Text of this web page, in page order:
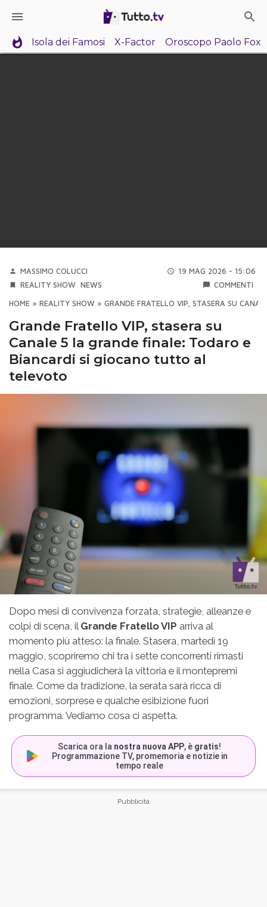
Isola dei Famosi X-Factor Oroscopo Paolo Fox
MASSIMO COLUCCI
19 MAG 2026 - 15:06
REALITY SHOW NEWS COMMENTI
HOME » REALITY SHOW » GRANDE FRATELLO VIP, STASERA SU
Grande Fratello VIP, stasera su
Canale 5 la grande finale: Todaro e
Biancardi si giocano tutto al
televoto
Dopo mesi di convivenza forzata, strategie, alleanze e
colpi di scena, il Grande Fratello VIP arriva al
momento più atteso: la finale. Stasera, martedì 19
maggio, scopriremo chi tra i sette concorrenti rimasti
nella Casa si aggiudicherà la vittoria e il montepremi
finale. Come da tradizione, la serata sarà ricca di
emozioni, sorprese e qualche esibizione fuori
programma. Vediamo cosa ci aspetta.
Scarica ora la nostra nuova APP, è gratis!
Programmazione TV, promemoria e notizie in
tempo reale